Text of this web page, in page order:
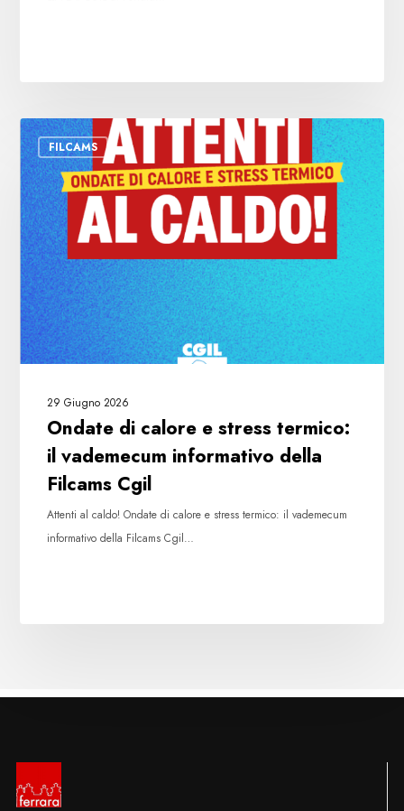
FILCAMS
Ondate
di
calore
e
stress
termico:
il
vademecum
informativo
della
Filcams
29 Giugno 2026
Ondate di calore e stress termico:
il vademecum informativo della
Filcams Cgil
Attenti al caldo! Ondate di calore e stress termico: il vademecum
informativo della Filcams Cgil…